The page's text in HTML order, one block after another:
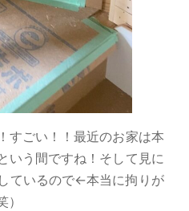
すごい！！最近のお家は本
いう間ですね！そして見に
ているので←本当に拘りが